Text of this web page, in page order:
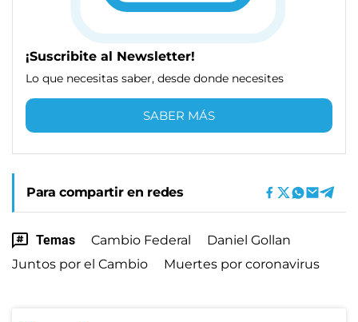
¡Suscribite al Newsletter!
Lo que necesitas saber, desde donde necesites
SABER MÁS
Para compartir en redes
Temas Cambio Federal
Daniel Gollan
Juntos por el Cambio
Muertes por coronavirus